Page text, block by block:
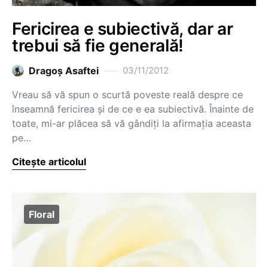
Fericirea e subiectivă, dar ar
trebui să fie generală!
Dragoş Asaftei 03/11/2012
Vreau să vă spun o scurtă poveste reală despre ce
înseamnă fericirea și de ce e ea subiectivă. Înainte de
toate, mi-ar plăcea să vă gândiți la afirmația aceasta
pe…
Citește articolul
Floral